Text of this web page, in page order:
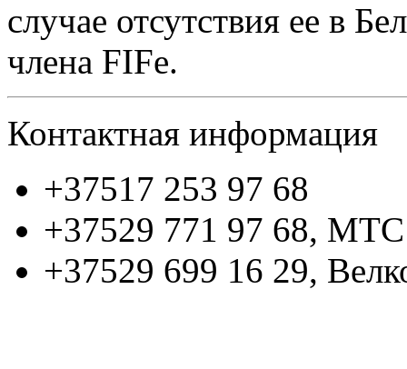
случае отсутствия ее в
члена FIFe.
Контактная информация
+37517 253 97 68
+37529 771 97 68, МТС
+37529 699 16 29,